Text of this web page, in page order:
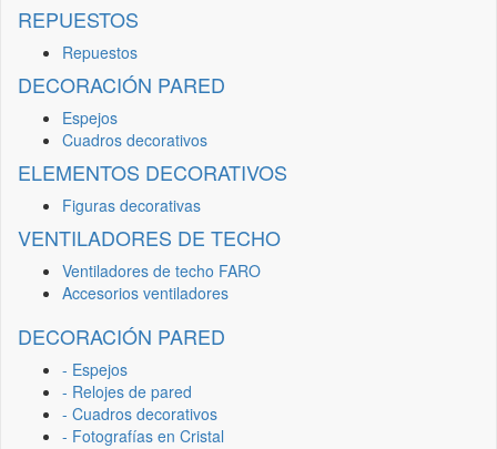
REPUESTOS
Repuestos
DECORACIÓN PARED
Espejos
Cuadros decorativos
ELEMENTOS DECORATIVOS
Figuras decorativas
VENTILADORES DE TECHO
Ventiladores de techo FARO
Accesorios ventiladores
DECORACIÓN PARED
- Espejos
- Relojes de pared
- Cuadros decorativos
- Fotografías en Cristal